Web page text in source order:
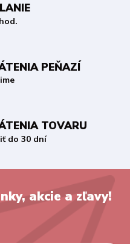
PEŇAZÍ
TOVARU
do 30 dní
akcie a zľavy!